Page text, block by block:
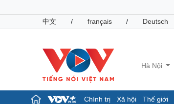
中文
/ français / Deutsch
Hà Nội
Chính trị Xã hội Thế giới